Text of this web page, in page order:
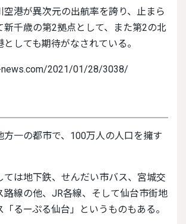
新千歳の第2拠点として、また第2の北
しても期待がなされている。
news.com/2021/01/28/3038/
路線の他、JR各線、そして仙台市街地
るーぷる仙台」というものもある。